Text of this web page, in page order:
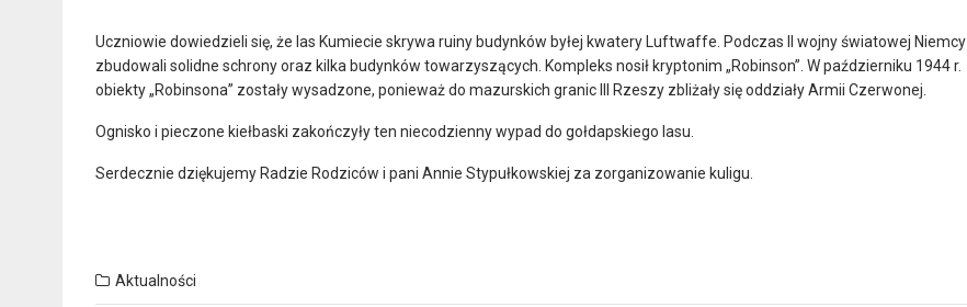
Uczniowie dowiedzieli się, że las Kumiecie skrywa ruiny budynków byłej kwatery Luftwaffe. Podczas II wojny światowej Niemcy
zbudowali solidne schrony oraz kilka budynków towarzyszących. Kompleks nosił kryptonim „Robinson”. W październiku 1944 r.
obiekty „Robinsona” zostały wysadzone, ponieważ do mazurskich granic III Rzeszy zbliżały się oddziały Armii Czerwonej.
Ognisko i pieczone kiełbaski zakończyły ten niecodzienny wypad do gołdapskiego lasu.
Serdecznie dziękujemy Radzie Rodziców i pani Annie Stypułkowskiej za zorganizowanie kuligu.
Aktualności